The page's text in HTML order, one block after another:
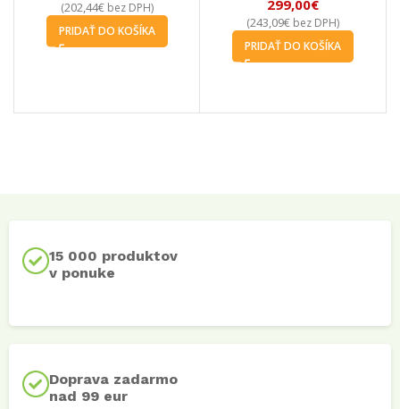
(324,39€bez DPH)
PRIDAŤ DO KOŠÍKA
(365,04€bez DPH)
PRIDAŤ DO KOŠÍKA
15 000 produktov
v ponuke
Doprava zadarmo
nad 99 eur